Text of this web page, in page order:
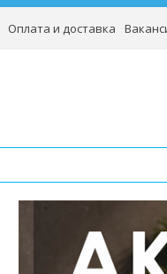
Оплата и доставка